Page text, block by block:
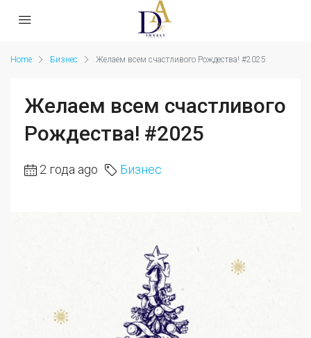
Home Бизнес Желаем всем счастливого Рождества! #2025
Желаем всем счастливого
Рождества! #2025
2 года ago Бизнес